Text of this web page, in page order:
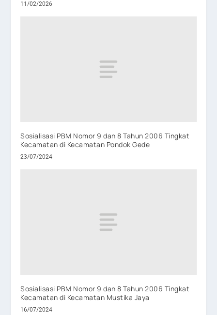
11/02/2026
Sosialisasi PBM Nomor 9 dan 8 Tahun 2006 Tingkat
Kecamatan di Kecamatan Pondok Gede
23/07/2024
Sosialisasi PBM Nomor 9 dan 8 Tahun 2006 Tingkat
Kecamatan di Kecamatan Mustika Jaya
16/07/2024